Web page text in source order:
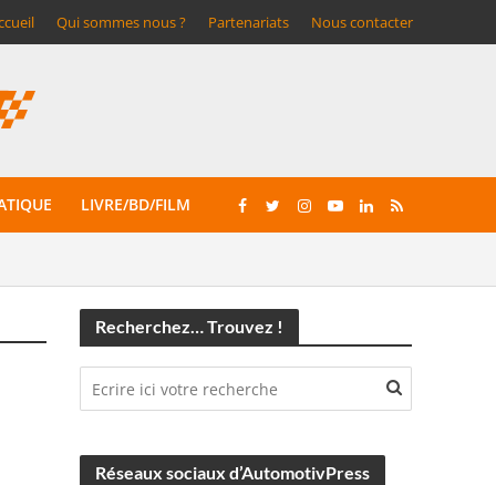
Qui sommes nous ? Partenariats Nous contacter
LIVRE/BD/FILM
Recherchez… Trouvez !
Réseaux sociaux d’AutomotivPress